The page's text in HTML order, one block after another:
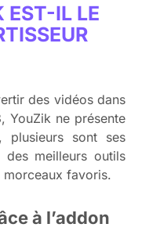
EST-IL LE
des vidéos dans
YouZik ne présente
sont ses
des meilleurs outils
morceaux favoris.
à l’addon